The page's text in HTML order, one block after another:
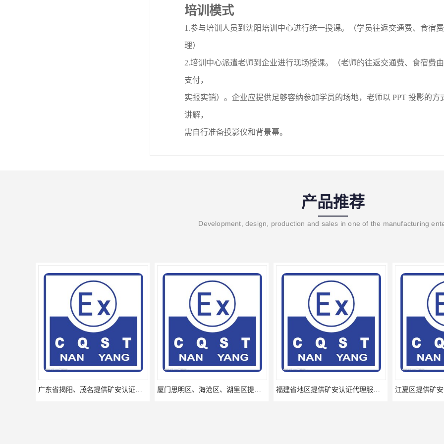
培训模式
1.参与培训人员到沈阳培训中心进行统一授课。（学员往返交通费、食宿
理）
2.培训中心派遣老师到企业进行现场授课。（老师的往返交通费、食宿费
支付，
实报实销）。企业应提供足够容纳参加学员的场地，老师以 PPT 投影的方
讲解，
需自行准备投影仪和背景幕。
产品推荐
Development, design, production and sales in one of the manufacturing
广东省揭阳、茂名提供矿安认证专业咨询服务机构让你拿本放心省心 厦门思明区、海沧区、湖里区提供矿安认证专业技术服务值得信赖的咨询专家 福建省地区提供矿安认证代理服务让您贴心顺心的专业代理机构